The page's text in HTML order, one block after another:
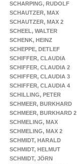
SCHARPING, RUDOLF
SCHAUTZER, MAX
SCHAUTZER, MAX 2
SCHEEL, WALTER
SCHENK, HEINZ
SCHEPPE, DETLEF
SCHIFFER, CLAUDIA
SCHIFFER, CLAUDIA 2
SCHIFFER, CLAUDIA 3
SCHIFFER, CLAUDIA 4
SCHILLING, PETER
SCHMEER, BURKHARD
SCHMEER, BURKHARD 2
SCHMELING, MAX
SCHMELING, MAX 2
SCHMIDT, HARALD
SCHMIDT, HELMUT
SCHMIDT, JÖRN